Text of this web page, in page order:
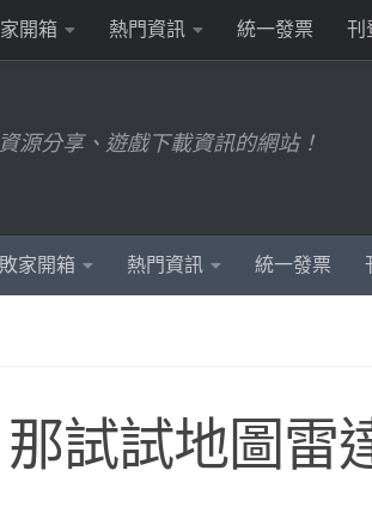
開箱 熱門資訊 統一發票 刊
源分享、遊戲下載資訊的網站！
敗家開箱 熱門資訊 統一發票
試試地圖雷